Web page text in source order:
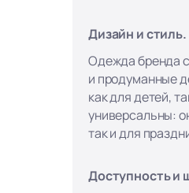
Дизайн и стиль.
Одежда бренда
и продуманные
как для детей,
универсальны:
так и для
Доступность и